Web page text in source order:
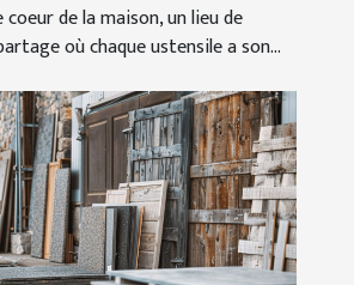
de la maison, un lieu de
où chaque ustensile a son...